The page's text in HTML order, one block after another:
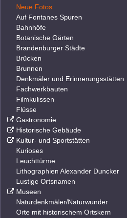
Neue Fotos
Auf Fontanes Spuren
Bahnhöfe
Botanische Gärten
Brandenburger Städte
Brücken
Brunnen
Denkmäler und Erinnerungsstätten
Fachwerkbauten
Filmkulissen
Flüsse
Gastronomie
Historische Gebäude
Kultur- und Sportstätten
Kurioses
Leuchttürme
Lithographien Alexander Duncker
Lustige Ortsnamen
Museen
Naturdenkmäler/Naturwunder
Orte mit historischem Ortskern